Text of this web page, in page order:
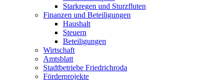
Starkregen und Sturzfluten
Finanzen und Beteiligungen
Haushalt
Steuern
Beteiligungen
Wirtschaft
Amtsblatt
Stadtbetriebe Friedrichroda
Förderprojekte